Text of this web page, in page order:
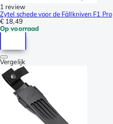
1 review
Zytel schede voor de Fällkniven F1 Pro
€ 18,49
Op voorraad
Vergelijk